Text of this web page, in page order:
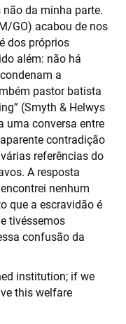
não da minha parte.
GO) acabou de nos
dos próprios
além: não há
a
pastor batista
(Smyth & Helwys
uma conversa entre
contradição
referências do
A resposta
nenhum
que a escravidão é
tivéssemos
confusão da
institution; if we
this welfare